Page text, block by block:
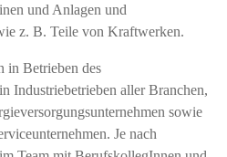
und Anlagen und
z. B. Teile von Kraftwerken.
in Betrieben des
Industriebetrieben aller Branchen,
sowie
Je nach